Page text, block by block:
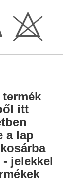
H
itt
a lap
jelekkel